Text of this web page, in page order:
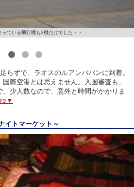
ている飛行機も2機だけでした・・
らずで、ラオスのルアンパバンに到着。
際空港とは思えません。入国審査も、
少人数なので、意外と時間がかかりま
イトマーケット～